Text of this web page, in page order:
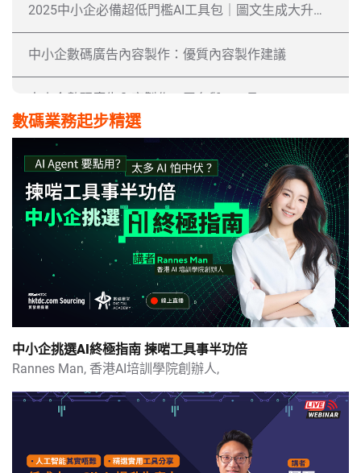
2025中小企必備超低門檻AI工具包｜圖文生成大升級、ChatGPT最新玩法
中小企數碼廣告內容製作：優質內容製作建議
中小企數碼廣告內容製作：平台與AI工具
中小企數碼廣告內容製作：低成本選項
中小企數碼廣告內容製作：發展與趨勢
40分鐘密集式教學 中小企AI應用全攻略(2024更新版)
中小企小紅書抖音營運天書｜避雷指南+小眾品牌突圍教學
AI操作進階班 - Microsoft Copilot
AI操作進階班 - 文書處理及指令(Prompt)下集
AI操作入門班 - 文書處理及指令(Prompt) 上集
東南亞低成本搵客攻略 六大潛力市場逐個捉
數碼業務起步精選
中小企挑選AI終極指南 揀啱工具事半功倍
Rannes Man, 香港AI培訓學院創辦人,